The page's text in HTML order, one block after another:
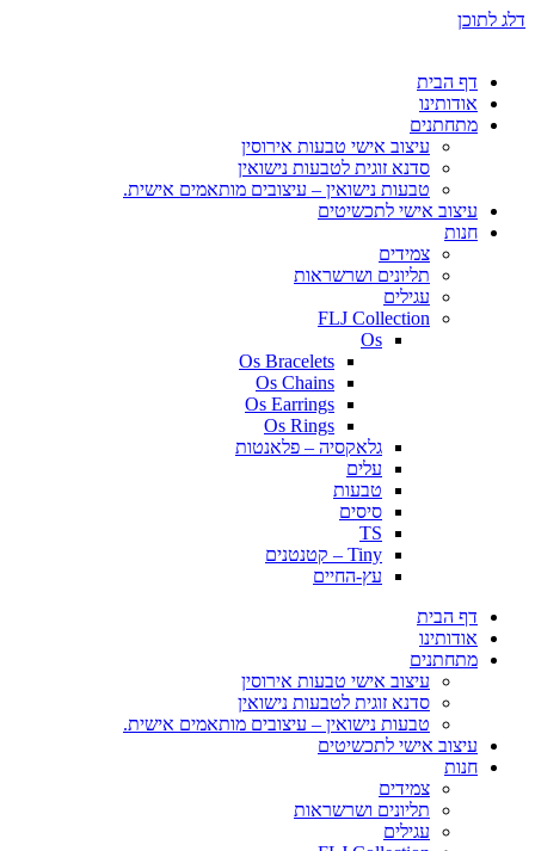
דלג לתוכן
דף הבית
אודותינו
מתחתנים
עיצוב אישי טבעות אירוסין
סדנא זוגית לטבעות נישואין
טבעות נישואין – עיצובים מותאמים אישית.
עיצוב אישי לתכשיטים
חנות
צמידים
תליונים ושרשראות
עגילים
FLJ Collection
Os
Os Bracelets
Os Chains
Os Earrings
Os Rings
גלאקסיה – פלאנטות
עלים
טבעות
סיסים
TS
Tiny – קטנטנים
עץ-החיים
דף הבית
אודותינו
מתחתנים
עיצוב אישי טבעות אירוסין
סדנא זוגית לטבעות נישואין
טבעות נישואין – עיצובים מותאמים אישית.
עיצוב אישי לתכשיטים
חנות
צמידים
תליונים ושרשראות
עגילים